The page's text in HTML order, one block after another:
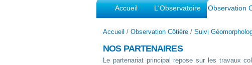
Accueil L'Observatoire Observation
Accueil /Observation Côtière /Suivi
NOS PARTENAIRES
Le partenariat principal repose sur les travaux